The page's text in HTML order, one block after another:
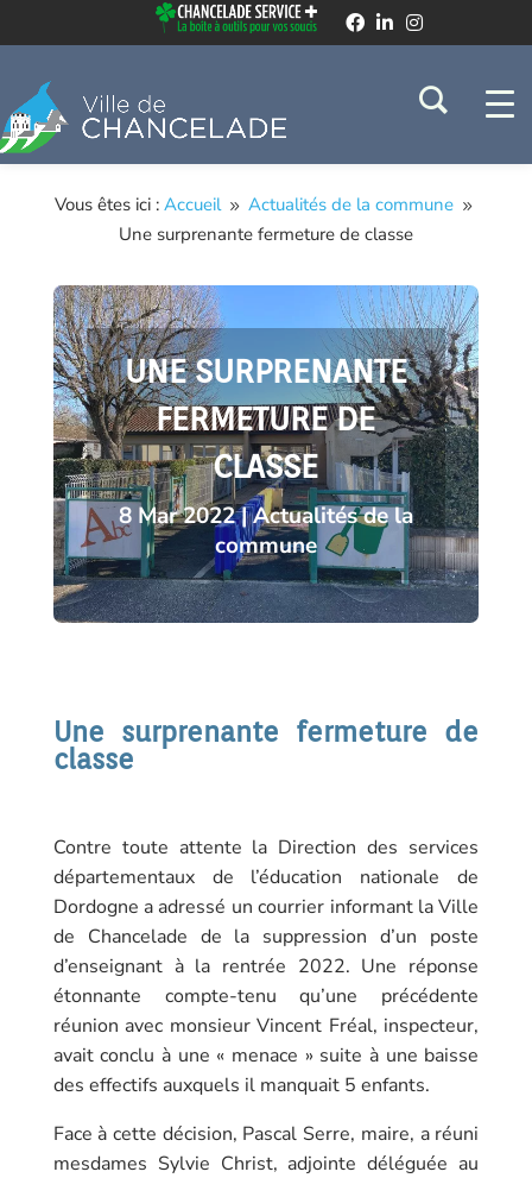
Vous êtes ici :Accueil 9 Actualités de la commune 9
Une surprenante fermeture de classe
UNE SURPRENANTE
FERMETURE DE
CLASSE
8 Mar 2022|Actualités de la
commune
Une surprenante fermeture de
classe
Contre toute attente la Direction des services
départementaux de l’éducation nationale de
Dordogne a adressé un courrier informant la Ville
de Chancelade de la suppression d’un poste
d’enseignant à la rentrée 2022. Une réponse
étonnante compte-tenu qu’une précédente
réunion avec monsieur Vincent Fréal, inspecteur,
avait conclu à une « menace » suite à une baisse
des effectifs auxquels il manquait 5 enfants.
Face à cette décision, Pascal Serre, maire, a réuni
mesdames Sylvie Christ, adjointe déléguée au